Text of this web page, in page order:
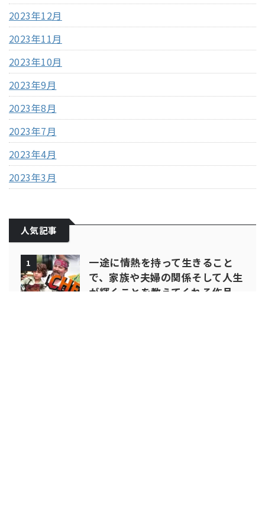
2023年12月
2023年11月
2023年10月
2023年9月
2023年8月
2023年7月
2023年4月
2023年3月
人気記事
1
一途に情熱を持って生きること
で、家族や夫婦の関係そして人生
が輝くことを教えてくれる作品